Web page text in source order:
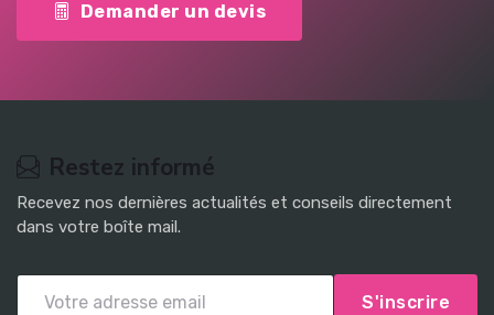
Demander un devis
Restez informé
Recevez nos dernières actualités et conseils directement
dans votre boîte mail.
S'inscrire